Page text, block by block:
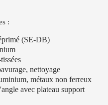
:
(SE-DB)
nettoyage
métaux non ferreux
avec plateau support